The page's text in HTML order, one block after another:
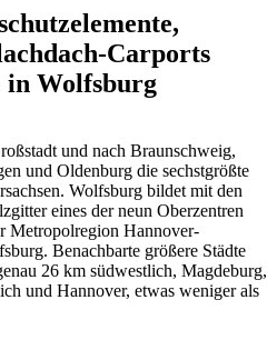
Carports
in Wolfsburg
und nach Braunschweig,
und Oldenburg die sechstgrößte
Wolfsburg bildet mit den
eines der neun Oberzentren
Metropolregion Hannover-
Benachbarte größere Städte
26 km südwestlich, Magdeburg,
und Hannover, etwas weniger als